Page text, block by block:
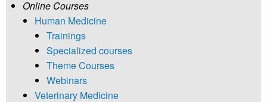
Online Courses
Human Medicine
Trainings
Specialized courses
Theme Courses
Webinars
Veterinary Medicine